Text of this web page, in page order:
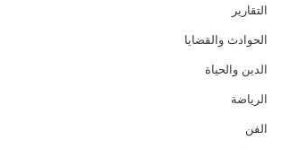
التقارير
الحوادث والقضايا
الدين والحياة
الرياضة
الفن